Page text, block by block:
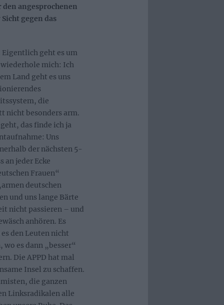
angesprochenen
gegen das
geht es um
wiederhole mich: Ich
Land geht es uns
die
nicht besonders arm.
das finde ich ja
Uns
der nächsten 5-
an jeder Ecke
Frauen“
deutschen
und uns lange Bärte
nicht passieren – und
anhören. Es
den Leuten nicht
es dann „besser“
Die APPD hat mal
Insel zu schaffen.
die ganzen
Linksradikalen alle